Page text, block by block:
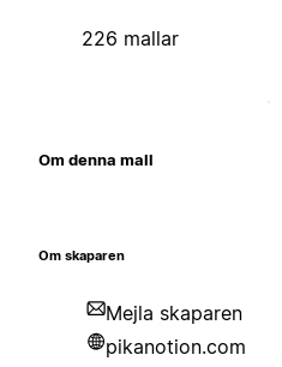
226 mallar
Om denna mall
Om skaparen
Mejla skaparen
pikanotion.com